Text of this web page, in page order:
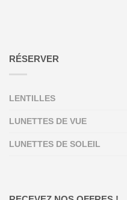
RÉSERVER
LENTILLES
LUNETTES DE VUE
LUNETTES DE SOLEIL